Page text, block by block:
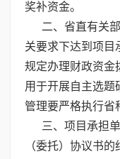
奖补资金。
二、省直有关部
关要求下达到项目
规定办理财政资金
用于开展自主选题
管理要严格执行省
三、项目承担单
（委托）协议书